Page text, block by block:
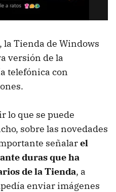
la Tienda de Windows
versión de la
telefónica con
lo que se puede
sobre las novedades
señalarel
duras que ha
de la Tienda, a
enviar imágenes